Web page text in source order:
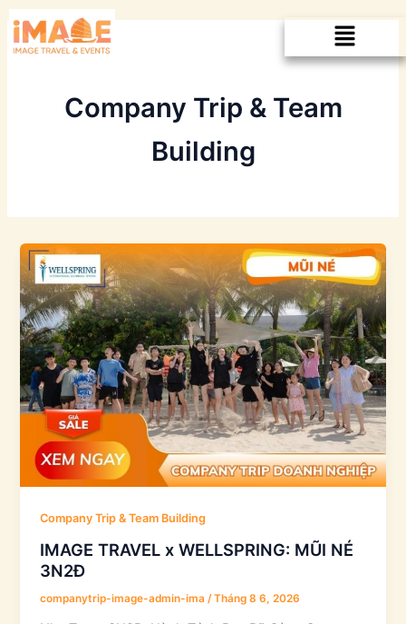
Nhảy
tới
nội
Menu
Company Trip & Team
Building
Company Trip & Team Building
IMAGE TRAVEL x WELLSPRING: MŨI NÉ
3N2Đ
companytrip-image-admin-ima/Tháng 8 6, 2026